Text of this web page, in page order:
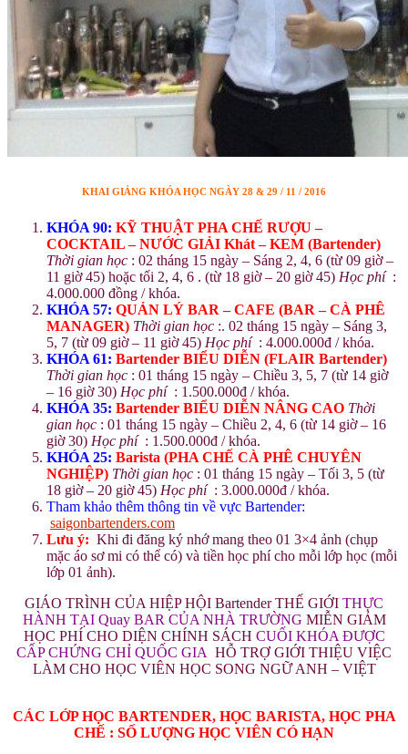
KHAI GIẢNG KHÓA HỌC NGÀY 28 & 29 / 11 / 2016
KHÓA 90: KỸ THUẬT PHA CHẾ RƯỢU –
COCKTAIL – NƯỚC GIẢI Khát – KEM (Bartender)
Thời gian học : 02 tháng 15 ngày – Sáng 2, 4, 6 (từ 09 giờ –
11 giờ 45) hoặc tối 2, 4, 6 . (từ 18 giờ – 20 giờ 45) Học phí :
4.000.000 đồng / khóa.
KHÓA 57: QUẢN LÝ BAR – CAFE (BAR – CÀ PHÊ
MANAGER) Thời gian học :. 02 tháng 15 ngày – Sáng 3,
5, 7 (từ 09 giờ – 11 giờ 45) Học phí : 4.000.000đ / khóa.
KHÓA 61: Bartender BIỂU DIỄN (FLAIR Bartender)
Thời gian học : 01 tháng 15 ngày – Chiều 3, 5, 7 (từ 14 giờ
– 16 giờ 30) Học phí : 1.500.000đ / khóa.
KHÓA 35: Bartender BIỂU DIỄN NÂNG CAO Thời
gian học : 01 tháng 15 ngày – Chiều 2, 4, 6 (từ 14 giờ – 16
giờ 30) Học phí : 1.500.000đ / khóa.
KHÓA 25: Barista (PHA CHẾ CÀ PHÊ CHUYÊN
NGHIỆP) Thời gian học : 01 tháng 15 ngày – Tối 3, 5 (từ
18 giờ – 20 giờ 45) Học phí : 3.000.000đ / khóa.
Tham khảo thêm thông tin về vực Bartender:
saigonbartenders.com
Lưu ý: Khi đi đăng ký nhớ mang theo 01 3×4 ảnh (chụp
mặc áo sơ mi có thể có) và tiền học phí cho mỗi lớp học (mỗi
lớp 01 ảnh).
GIÁO TRÌNH CỦA HIỆP HỘI Bartender THẾ GIỚI THỰC
HÀNH TẠI Quay BAR CỦA NHÀ TRƯỜNG MIỄN GIẢM
HỌC PHÍ CHO DIỆN CHÍNH SÁCH CUỐI KHÓA ĐƯỢC
CẤP CHỨNG CHỈ QUỐC GIA HỖ TRỢ GIỚI THIỆU VIỆC
LÀM CHO HỌC VIÊN HỌC SONG NGỮ ANH – VIỆT
CÁC LỚP HỌC BARTENDER, HỌC BARISTA, HỌC PHA
CHẾ : SỐ LƯỢNG HỌC VIÊN CÓ HẠN